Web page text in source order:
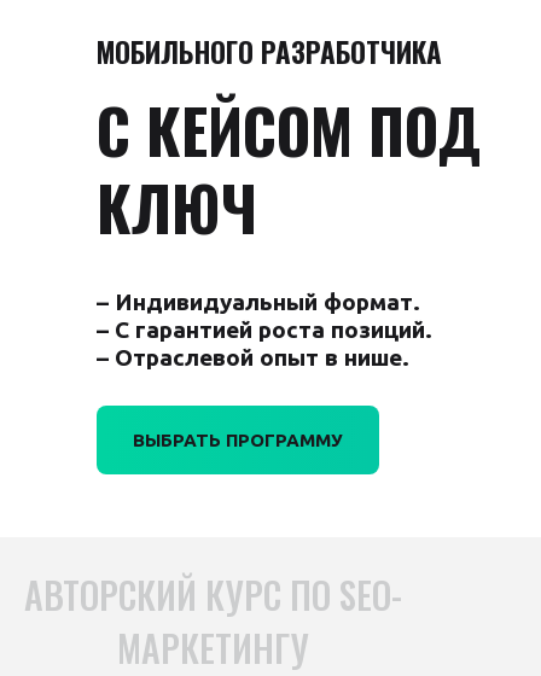
МОБИЛЬНОГО РАЗРАБОТЧИКА
С КЕЙСОМ ПОД
КЛЮЧ
– Индивидуальный формат.
– С гарантией роста позиций.
– Отраслевой опыт в нише.
ВЫБРАТЬ ПРОГРАММУ
АВТОРСКИЙ КУРС ПО SEO-
МАРКЕТИНГУ